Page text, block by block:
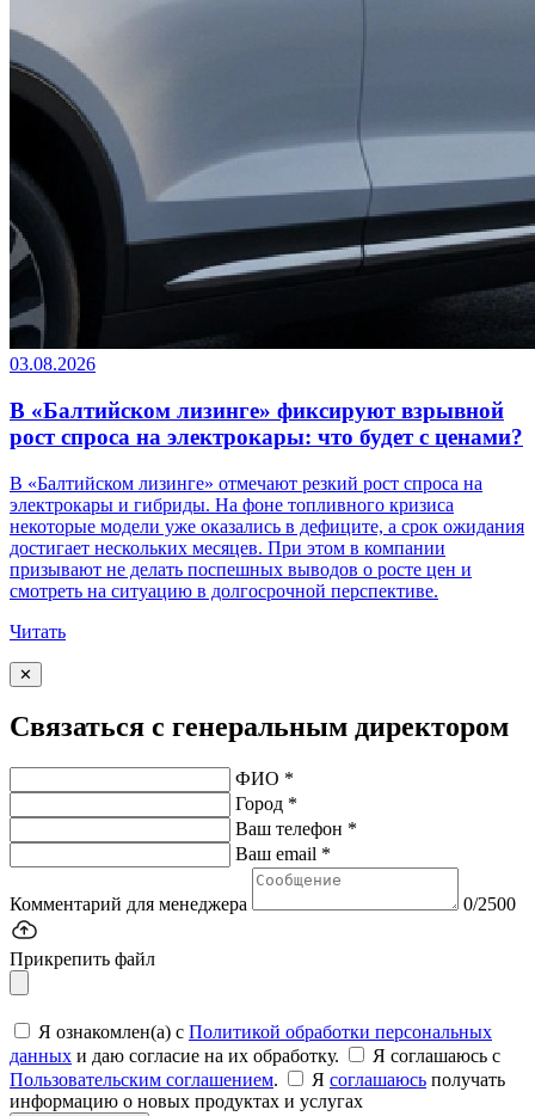
03.08.2026
В «Балтийском лизинге» фиксируют взрывной
рост спроса на электрокары: что будет с ценами?
В «Балтийском лизинге» отмечают резкий рост спроса на
электрокары и гибриды. На фоне топливного кризиса
некоторые модели уже оказались в дефиците, а срок ожидания
достигает нескольких месяцев. При этом в компании
призывают не делать поспешных выводов о росте цен и
смотреть на ситуацию в долгосрочной перспективе.
Читать
✕
Связаться с генеральным директором
ФИО *
Город *
Ваш телефон *
Ваш email *
Комментарий для менеджера 0/2500
Прикрепить файл
Я ознакомлен(а) с Политикой обработки персональных
данных и даю согласие на их обработку.
Я соглашаюсь c
Пользовательским соглашением. Я соглашаюсь получать
информацию о новых продуктах и услугах